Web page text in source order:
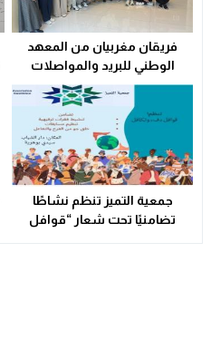
فريقان مغربيان من المعهد
الوطني للبريد والمواصلات
يتأهلان إلى شينزن للمشاركة في
المرحلة العالمية من
مسابقة Huawei ICT
Competition 2025-2026
جمعية التميز تنظم نشاطًا
تضامنيًا تحت شعار “قوافل